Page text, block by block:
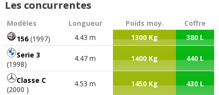
Les concurrentes
Modèles Longueur Poids moy.
Coffre
156(1997) 4.43 m 1300 Kg
380 L
Serie 3
(1998)
4.47 m 1400 Kg 440 L
Classe C
(2000 )
4.53 m 1450 Kg 430 L